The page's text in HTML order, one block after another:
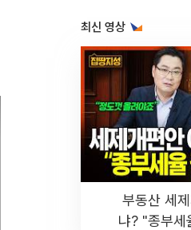
최신 영상
부동산 세
냐? "종부세